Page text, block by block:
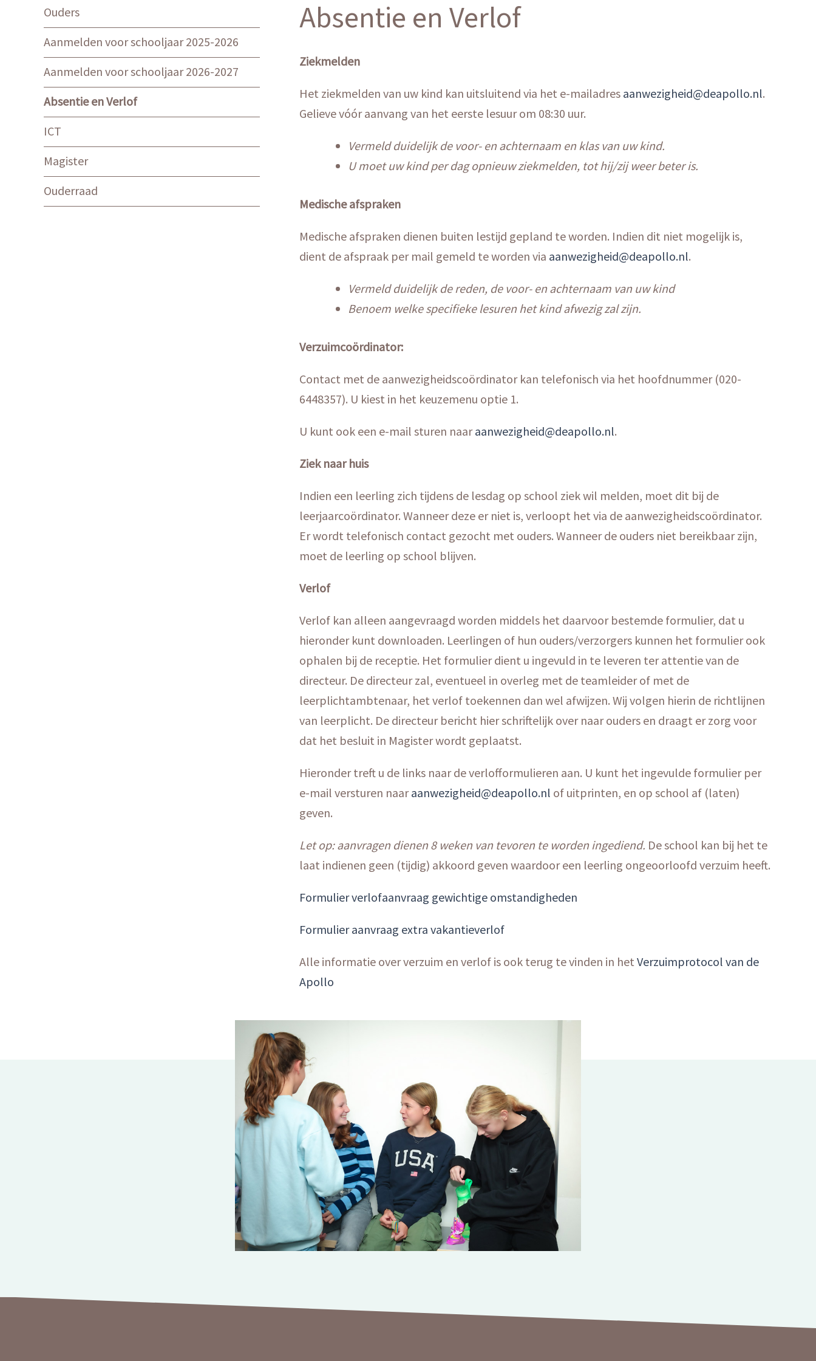
Ouders
Aanmelden voor schooljaar 2025-2026
Aanmelden voor schooljaar 2026-2027
Absentie en Verlof
ICT
Magister
Ouderraad
Absentie en Verlof
Ziekmelden
Het ziekmelden van uw kind kan uitsluitend via het e-mailadres aanwezigheid@deapollo.nl.
Gelieve vóór aanvang van het eerste lesuur om 08:30 uur.
Vermeld duidelijk de voor- en achternaam en klas van uw kind.
U moet uw kind per dag opnieuw ziekmelden, tot hij/zij weer beter is.
Medische afspraken
Medische afspraken dienen buiten lestijd gepland te worden. Indien dit niet mogelijk is,
dient de afspraak per mail gemeld te worden via aanwezigheid@deapollo.nl.
Vermeld duidelijk de reden, de voor- en achternaam van uw kind
Benoem welke specifieke lesuren het kind afwezig zal zijn.
Verzuimcoördinator:
Contact met de aanwezigheidscoördinator kan telefonisch via het hoofdnummer (020-
6448357). U kiest in het keuzemenu optie 1.
U kunt ook een e-mail sturen naaraanwezigheid@deapollo.nl.
Ziek naar huis
Indien een leerling zich tijdens de lesdag op school ziek wil melden, moet dit bij de
leerjaarcoördinator. Wanneer deze er niet is, verloopt het via de aanwezigheidscoördinator.
Er wordt telefonisch contact gezocht met ouders. Wanneer de ouders niet bereikbaar zijn,
moet de leerling op school blijven.
Verlof
Verlof kan alleen aangevraagd worden middels het daarvoor bestemde formulier, dat u
hieronder kunt downloaden. Leerlingen of hun ouders/verzorgers kunnen het formulier ook
ophalen bij de receptie. Het formulier dient u ingevuld in te leveren ter attentie van de
directeur. De directeur zal, eventueel in overleg met de teamleider of met de
leerplichtambtenaar, het verlof toekennen dan wel afwijzen. Wij volgen hierin de richtlijnen
van leerplicht. De directeur bericht hier schriftelijk over naar ouders en draagt er zorg voor
dat het besluit in Magister wordt geplaatst.
Hieronder treft u de links naar de verlofformulieren aan. U kunt het ingevulde formulier per
e-mail versturen naaraanwezigheid@deapollo.nl of uitprinten, en op school af (laten)
geven.
Let op: aanvragen dienen 8 weken van tevoren te worden ingediend. De school kan bij het te
laat indienen geen (tijdig) akkoord geven waardoor een leerling ongeoorloofd verzuim heeft.
Formulier verlofaanvraag gewichtige omstandigheden
Formulier aanvraag extra vakantieverlof
Alle informatie over verzuim en verlof is ook terug te vinden in hetVerzuimprotocol van de
Apollo